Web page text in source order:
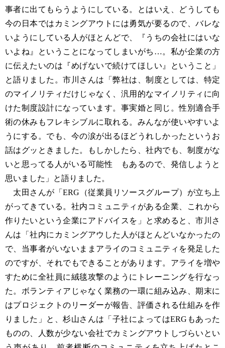
事者に出てもらうようにしている。とはいえ、どうしても
今の日本ではカミングアウトには勇気が要るので、バレな
いようにしている人がほとんどで、『うちの会社にはいな
いよね』ということになってしまいがち…。私が企業の方
に伝えたいのは『めげないで続けてほしい』ということ」
と語りました。市川さんは「弊社は、制度としては、特定
のマイノリティだけじゃなく、汎用的なマイノリティに向
けた制度設計になっています。事実婚と同じ。性別適合手
術の休みもフレキシブルに取れる。みんなが使いやすいよ
うにする。でも、今の涙が出るほどうれしかったというお
話はグッときました。もしかしたら、社内でも、制度がな
いと思ってる人がいる可能性 もあるので、発信しようと
思いました」と語りました。
太田さんが「ERG（従業員リソースグループ）が立ち上
がってきている。社内コミュニティがある企業、これから
作りたいという企業にアドバイスを」と求めると、市川さ
んは「社内にカミングアウした人がほとんどいなかったの
で、当事者がいないままアライのコミュニティを発足した
のですが、それでもできることがあります。アライを増や
すために全社員に絨毯攻撃のようにトレーニングを行なっ
た。ボランティアじゃなく業務の一環に組み込み、期末に
はプロジェクトのリーダーが報告、評価される仕組みを作
りました」と、杉山さんは「子社によってはERGもあった
ものの、人数が少ない会社でカミングアウトしづらいとい